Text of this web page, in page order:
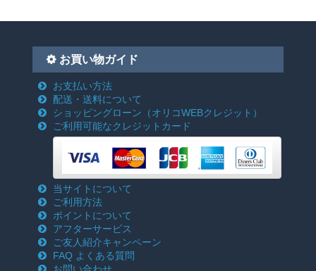
お買い物ガイド
お支払い方法
配送・送料について
ショッピングローン （オリコWEBクレジット）
ご利用可能なクレジットカード
当サイトについて
ご利用方法
ポイントについて
アフターサービス
ご友人紹介キャンペーン
FAQ よくある質問